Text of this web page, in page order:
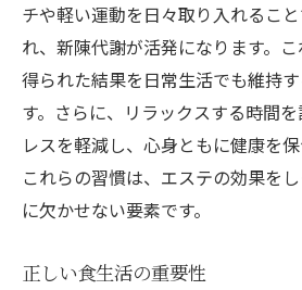
チや軽い運動を日々取り入れるこ
れ、新陳代謝が活発になります。
得られた結果を日常生活でも維持
す。さらに、リラックスする時間
レスを軽減し、心身ともに健康を保
これらの習慣は、エステの効果を
に欠かせない要素です。
正しい食生活の重要性